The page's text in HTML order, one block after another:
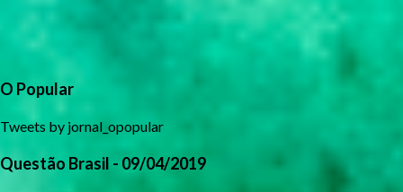
O Popular
Tweets by jornal_opopular
Questão Brasil - 09/04/2019